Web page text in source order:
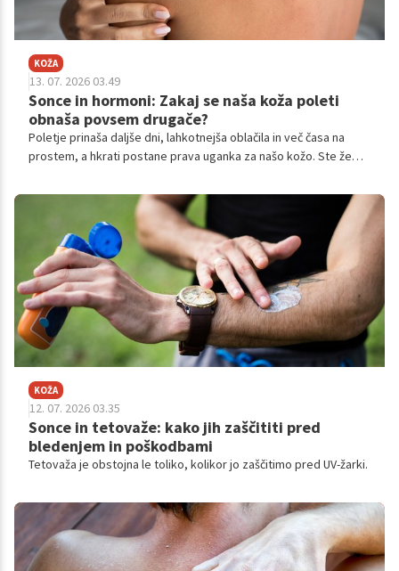
KOŽA
13. 07. 2026 03.49
Sonce in hormoni: Zakaj se naša koža poleti
obnaša povsem drugače?
Poletje prinaša daljše dni, lahkotnejša oblačila in več časa na
prostem, a hkrati postane prava uganka za našo kožo. Ste že
drugače kot pozimi?
KOŽA
12. 07. 2026 03.35
Sonce in tetovaže: kako jih zaščititi pred
bledenjem in poškodbami
Tetovaža je obstojna le toliko, kolikor jo zaščitimo pred UV-žarki.